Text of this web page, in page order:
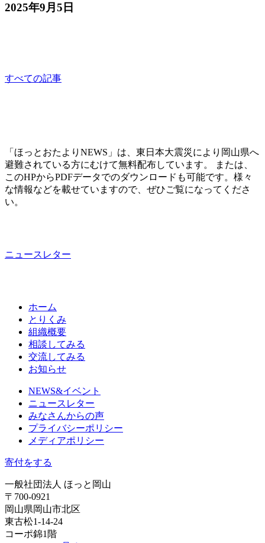
2025年9月5日
すべての記事
「ほっとおたよりNEWS」は、東日本大震災により岡山県へ
避難されている方にむけて無料配布しています。 または、
このHPからPDFデータでのダウンロードも可能です。様々
な情報などを載せていますので、ぜひご覧になってくださ
い。
ニュースレター
ホーム
とりくみ
組織概要
相談してみる
交流してみる
お知らせ
NEWS&イベント
ニュースレター
みなさんからの声
プライバシーポリシー
メディアポリシー
寄付をする
一般社団法人 ほっと岡山
〒700-0921
岡山県岡山市北区
東古松1-14-24
コーポ錦1階